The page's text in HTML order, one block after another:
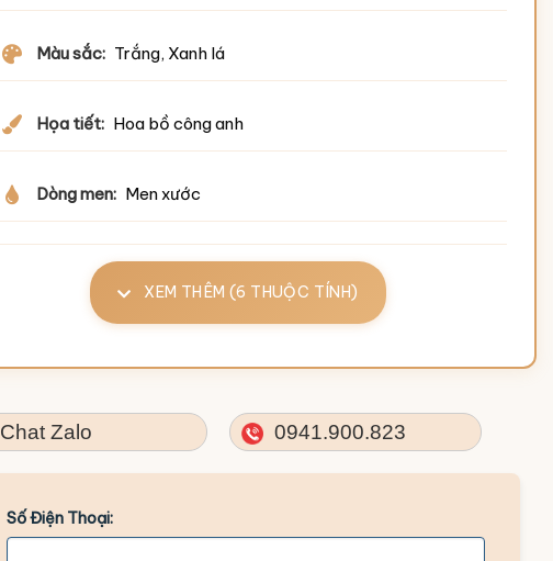
Màu sắc: Trắng, Xanh lá
Họa tiết: Hoa bồ công anh
Dòng men: Men xước
XEM THÊM (6 THUỘC TÍNH)
Chat Zalo 0941.900.823
Số Điện Thoại: